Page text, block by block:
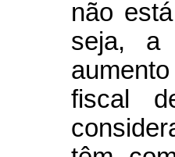
não
seja, a
fiscal